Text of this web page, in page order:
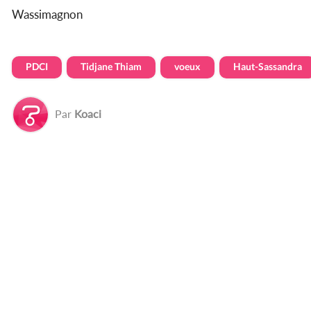
Wassimagnon
PDCI Tidjane Thiam voeux Haut-Sassandra
Par Koaci